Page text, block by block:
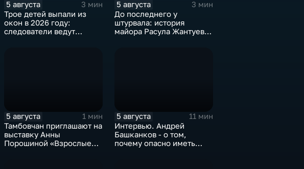
5 августа
3 мин
Трое детей выпали из
окон в 2026 году:
следователи ведут
5 августа
3 мин
До последнего у
штурвала: история
майора Расула Жантуева,
5 августа
1 мин
Тамбовчан приглашают на
выставку Анны
Порошиной «Взрослые
5 августа
11 мин
Интервью. Андрей
Башканков - о том,
почему опасно иметь